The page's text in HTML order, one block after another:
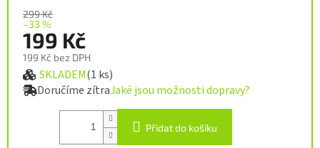
299 Kč
–33 %
199 Kč
199 Kč bez DPH
Měrná cena:
SKLADEM(1 ks)
Doručíme zítraJaké jsou možnosti dopravy?
Přidat do košíku